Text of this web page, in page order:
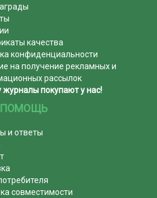
качества
конфиденциальности
на получение рекламных и
рассылок
журналы покупают у нас!
ПОМОЩЬ
и ответы
совместимости